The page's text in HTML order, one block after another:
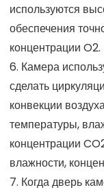
используются
обеспечения
концентрации O2.
6. Камера
сделать
конвекции
температуры,
концентрации
влажности,
7. Когда дверь